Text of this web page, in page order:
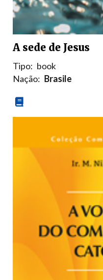
A sede de Jesus
Tipo: book
Nação: Brasile